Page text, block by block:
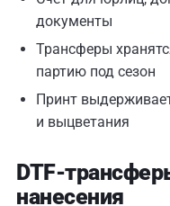
документы
Трансферы
партию под сезон
Принт
и выцветания
DTF-
нанесения